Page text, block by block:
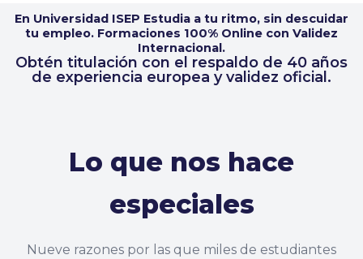
En Universidad ISEP Estudia a tu ritmo, sin descuidar
tu empleo. Formaciones 100% Online con Validez
Internacional.
Obtén titulación con el respaldo de 40 años
de experiencia europea y validez oficial.
Lo que nos hace
especiales
Nueve razones por las que miles de estudiantes